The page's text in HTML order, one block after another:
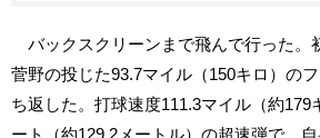
バックスクリーンまで飛んで行った。
菅野の投じた93.7マイル（150キロ）の
ち返した。打球速度111.3マイル（約179
ート（約129.2メートル）の超速弾で、